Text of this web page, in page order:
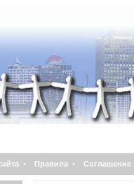
• Правила • Соглашение